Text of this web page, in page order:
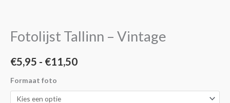
Fotolijst Tallinn – Vintage
€5,95 - €11,50
tot
Formaat foto
aantal